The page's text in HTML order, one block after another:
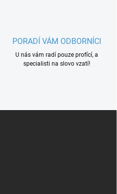
PORADÍ VÁM ODBORNÍCI
U nás vám radí pouze profící, a
specialisti na slovo vzatí!